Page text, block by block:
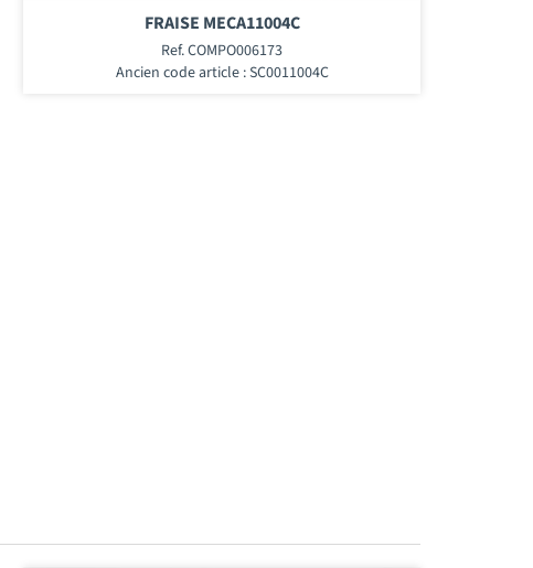
FRAISE MECA11004C
Ref. COMPO006173
Ancien code article : SC0011004C